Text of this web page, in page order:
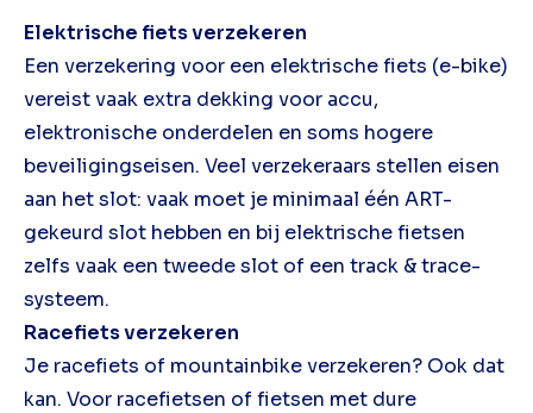
Elektrische fiets verzekeren
Een verzekering voor een elektrische fiets (e-bike)
vereist vaak extra dekking voor accu,
elektronische onderdelen en soms hogere
beveiligingseisen. Veel verzekeraars stellen eisen
aan het slot: vaak moet je minimaal één ART-
gekeurd slot hebben en bij elektrische fietsen
zelfs vaak een tweede slot of een track & trace-
systeem.
Racefiets verzekeren
Je racefiets of mountainbike verzekeren? Ook dat
kan. Voor racefietsen of fietsen met dure